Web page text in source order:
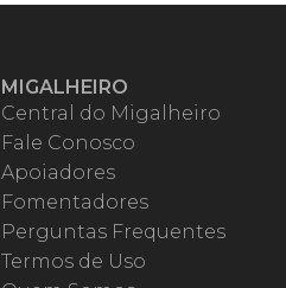
MIGALHEIRO
Central do Migalheiro
Fale Conosco
Apoiadores
Fomentadores
Perguntas Frequentes
Termos de Uso